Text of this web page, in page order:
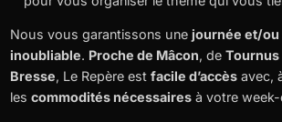
Nous vous garantissons une journée et/ou
inoubliable. Proche de Mâcon, deTournus
Bresse, Le Repère estfacile d’accès avec,
lescommodités nécessaires à votre week-